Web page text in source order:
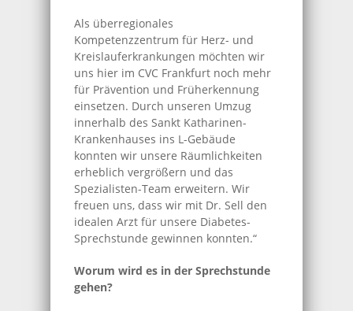
Als überregionales
Kompetenzzentrum für Herz- und
Kreislauferkrankungen möchten wir
uns hier im CVC Frankfurt noch mehr
für Prävention und Früherkennung
einsetzen. Durch unseren Umzug
innerhalb des Sankt Katharinen-
Krankenhauses ins L-Gebäude
konnten wir unsere Räumlichkeiten
erheblich vergrößern und das
Spezialisten-Team erweitern. Wir
freuen uns, dass wir mit Dr. Sell den
idealen Arzt für unsere Diabetes-
Sprechstunde gewinnen konnten.“
Worum wird es in der Sprechstunde
gehen?